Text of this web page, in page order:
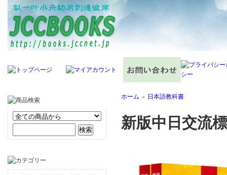
ホーム ＞ 日本語教科書
新版中日交流